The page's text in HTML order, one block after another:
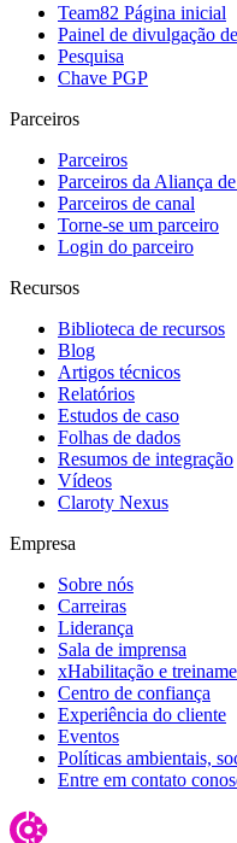
Team82 Página inicial
Painel de divulgação
Pesquisa
Chave PGP
Parceiros
Parceiros
Parceiros da Aliança
Parceiros de canal
Torne-se um parceiro
Login do parceiro
Recursos
Biblioteca de recursos
Blog
Artigos técnicos
Relatórios
Estudos de caso
Folhas de dados
Resumos de integração
Vídeos
Claroty Nexus
Empresa
Sobre nós
Carreiras
Liderança
Sala de imprensa
xHabilitação e
Centro de confiança
Experiência do cliente
Eventos
Políticas ambientais,
Entre em contato